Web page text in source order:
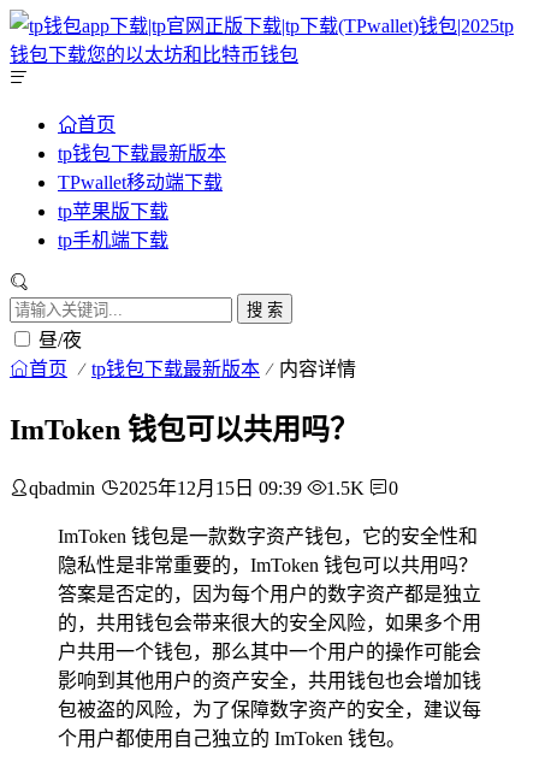
首页
tp钱包下载最新版本
TPwallet移动端下载
tp苹果版下载
tp手机端下载
搜 索
昼/夜
首页 tp钱包下载最新版本 内容详情
ImToken 钱包可以共用吗？
qbadmin 2025年12月15日 09:39 1.5K 0
ImToken 钱包是一款数字资产钱包，它的安全性和
隐私性是非常重要的，ImToken 钱包可以共用吗？
答案是否定的，因为每个用户的数字资产都是独立
的，共用钱包会带来很大的安全风险，如果多个用
户共用一个钱包，那么其中一个用户的操作可能会
影响到其他用户的资产安全，共用钱包也会增加钱
包被盗的风险，为了保障数字资产的安全，建议每
个用户都使用自己独立的 ImToken 钱包。